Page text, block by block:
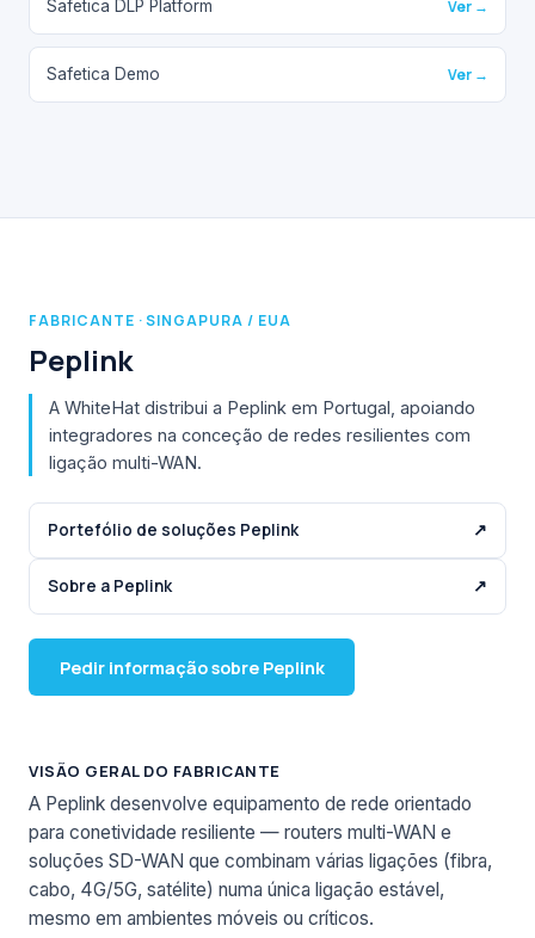
Safetica DLP Platform Ver →
Safetica Demo Ver →
FABRICANTE · SINGAPURA / EUA
Peplink
A WhiteHat distribui a Peplink em Portugal, apoiando
integradores na conceção de redes resilientes com
ligação multi-WAN.
Portefólio de soluções Peplink ↗
Sobre a Peplink ↗
Pedir informação sobre Peplink
VISÃO GERAL DO FABRICANTE
A Peplink desenvolve equipamento de rede orientado
para conetividade resiliente — routers multi-WAN e
soluções SD-WAN que combinam várias ligações (fibra,
cabo, 4G/5G, satélite) numa única ligação estável,
mesmo em ambientes móveis ou críticos.